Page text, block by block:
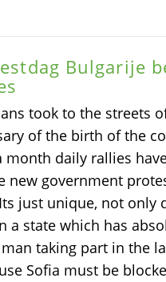
Bulgarije
took to the streets
of the birth of the
month daily rallies
new government
just unique, not
a state which has
man taking part in the
Sofia must be